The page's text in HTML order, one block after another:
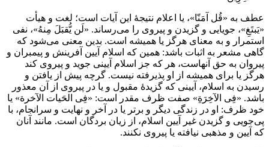
عطف به «قُل آمَنّا»، يا اعلام نتيجۀ اين آيات است؛ لغت و هيأت
«يَبتَغِ»، جويايى و گزيدن و پيروى را مى‌رساند. «لَن يُّقبَلَ مِنهُ»، نفى
استمرار و به معناى هرگز يا هميشه است. بدين معنى مى‌شود كه
گاهى مشعر به اثبات باشد: همين كه اسلام آيين آفرينش و پيمبران و
پيروان به حق آنهاست، هر كه جز اسلام آيينى جويد و پيروى كند
هرگز يا براى هميشه از او پذيرفته نيست. گرچه پيش از يافتن و
رسيدن به اسلام، آيينى كه گزيدۀ مقبول و يا در پيروى از آن معذور
باشد. «فِى الآخِرَةِ» صفت ظرف مقدر است: «فِى الحَيات الآخرة» يا
خود ظرف: او در زندگى ديگر و برتر يا در آخر و نهايت و سرانجام، با
پى‌جويى و گزيدن غير آيين اسلام، از زيان بردگان است. مانند آنان
كه آيين و مذهبى نيافته يا پيروى ‌نكنند.